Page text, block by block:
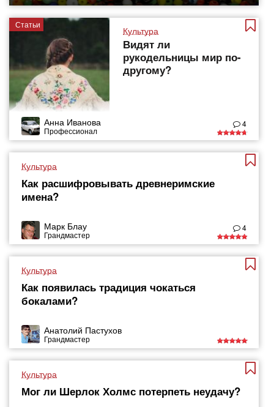
Статьи
Культура
Видят ли
рукодельницы мир по-
другому?
Анна Иванова
Профессионал
4
Культура
Как расшифровывать древнеримские
имена?
Марк Блау
Грандмастер
4
Культура
Как появилась традиция чокаться
бокалами?
Анатолий Пастухов
Грандмастер
Культура
Мог ли Шерлок Холмс потерпеть неудачу?